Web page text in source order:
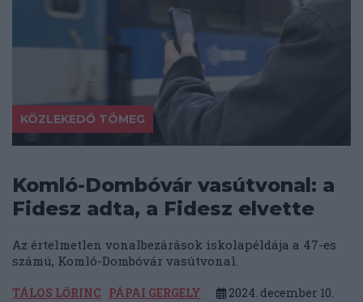
KÖZLEKEDŐ TÖMEG
Komló-Dombóvár vasútvonal: a
Fidesz adta, a Fidesz elvette
Az értelmetlen vonalbezárások iskolapéldája a 47-es
számú, Komló-Dombóvár vasútvonal.
TÁLOS LŐRINC PÁPAI GERGELY 2024. december 10.